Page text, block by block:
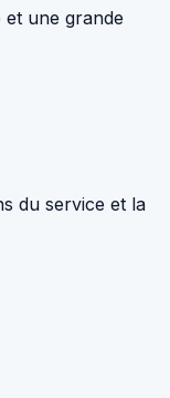
et une grande
du service et la